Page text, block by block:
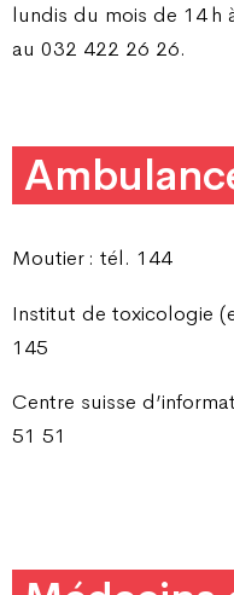
lundis du mois de 14 h
au 032 422 26 26.
Moutier : tél. 144
Institut de toxicologie
145
Centre suisse
51 51